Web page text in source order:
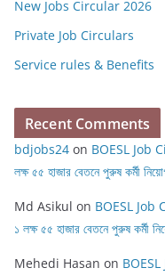
New Jobs Circular 2026
Private Job Circulars
Service rules & Benefits
Recent Comments
bdjobs24 on BOESL Job
লক্ষ ৫৫ হাজার বেতনে পুরুষ কর্মী
Md Asikul on BOESL Job
১ লক্ষ ৫৫ হাজার বেতনে পুরুষ কর্মী
Mehedi Hasan on BOESL